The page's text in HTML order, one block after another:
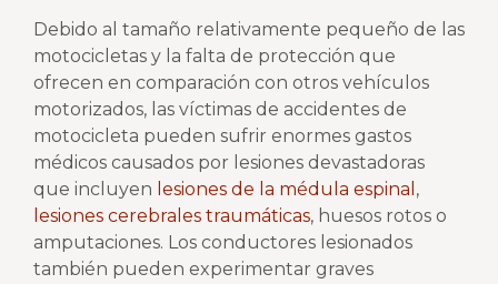
Debido al tamaño relativamente pequeño de las
motocicletas y la falta de protección que
ofrecen en comparación con otros vehículos
motorizados, las víctimas de accidentes de
motocicleta pueden sufrir enormes gastos
médicos causados por lesiones devastadoras
que incluyen lesiones de la médula espinal ,
lesiones cerebrales traumáticas, huesos rotos o
amputaciones. Los conductores lesionados
también pueden experimentar graves